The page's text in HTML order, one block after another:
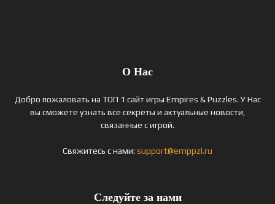
О Нас
Добро пожаловать на ТОП 1 сайт игры Empires & Puzzles. У Нас
вы сможете узнать все секреты и актуальные новости,
связанные с игрой.
Свяжитесь с нами: support@emppzl.ru
Следуйте за нами